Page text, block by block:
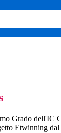
Grado dell'IC
Etwinning